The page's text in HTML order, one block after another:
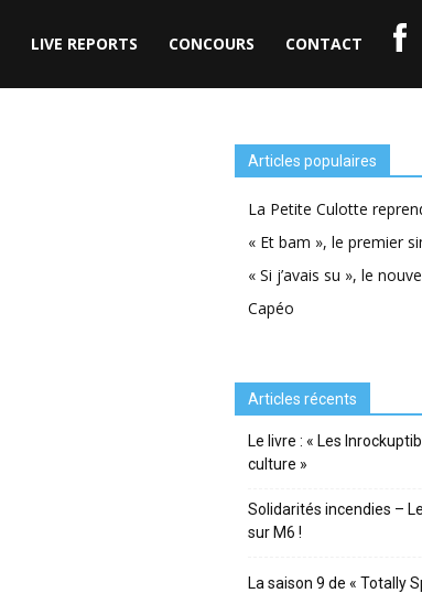
LIVE REPORTS CONCOURS CONTACT
Articles populaires
La Petite Culotte
« Et bam », le premier
« Si j’avais su », le
Capéo
Articles récents
Le livre : « Les
culture »
Solidarités incendies –
sur M6 !
La saison 9 de « Totally